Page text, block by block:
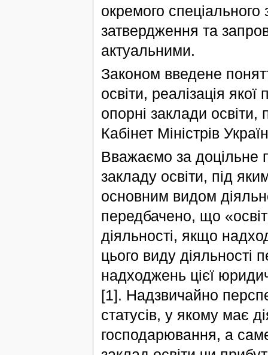
окремого
затвердження та
актуальними.
Законом введене
освіти, реалізація
опорні заклади
Кабінет Міністрів
Вважаємо за доцільне
закладу освіти, під
основним видом
передбачено, що
діяльності, якщо
цього виду діяльності
надходжень цієї
[1]. Надзвичайно
статусів, у якому має
господарювання, а